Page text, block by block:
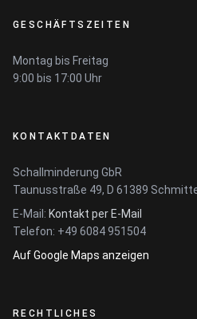
GESCHÄFTSZEITEN
Montag bis Freitag
9:00 bis 17:00 Uhr
KONTAKTDATEN
Schallminderung GbR
Taunusstraße 49, D 61389
E-Mail: Kontakt per E-Mail
Telefon: +49 6084 951504
Auf Google Maps anzeigen
RECHTLICHES